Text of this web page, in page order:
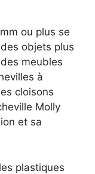
ou plus se
objets plus
meubles
à
cloisons
Molly
et sa
plastiques